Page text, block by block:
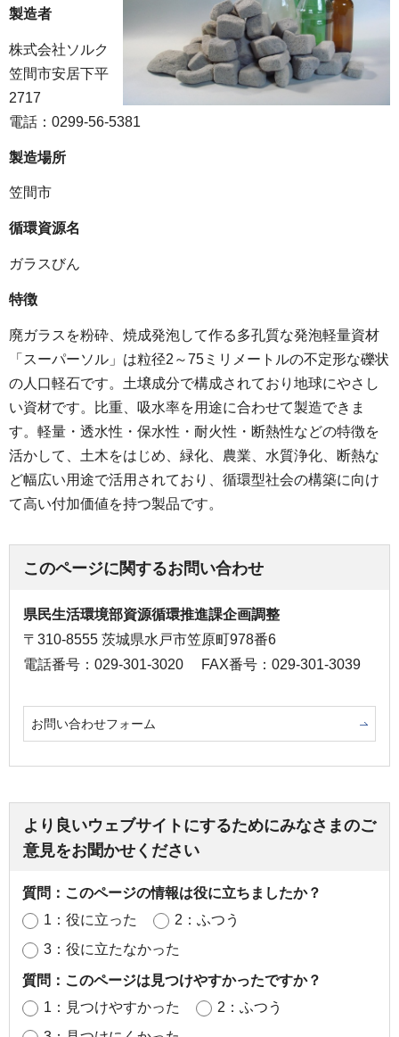
製造者
株式会社ソルク
笠間市安居下平
2717
電話：0299-56-5381
製造場所
笠間市
循環資源名
ガラスびん
特徴
廃ガラスを粉砕、焼成発泡して作る多孔質な発泡軽量資材
「スーパーソル」は粒径2～75ミリメートルの不定形な礫状
の人口軽石です。土壌成分で構成されており地球にやさし
い資材です。比重、吸水率を用途に合わせて製造できま
す。軽量・透水性・保水性・耐火性・断熱性などの特徴を
活かして、土木をはじめ、緑化、農業、水質浄化、断熱な
ど幅広い用途で活用されており、循環型社会の構築に向け
て高い付加価値を持つ製品です。
このページに関するお問い合わせ
県民生活環境部資源循環推進課企画調整
〒310-8555 茨城県水戸市笠原町978番6
電話番号：029-301-3020
FAX番号：029-301-3039
お問い合わせフォーム
より良いウェブサイトにするためにみなさまのご
意見をお聞かせください
質問：このページの情報は役に立ちましたか？
1：役に立った
2：ふつう
3：役に立たなかった
質問：このページは見つけやすかったですか？
1：見つけやすかった
2：ふつう